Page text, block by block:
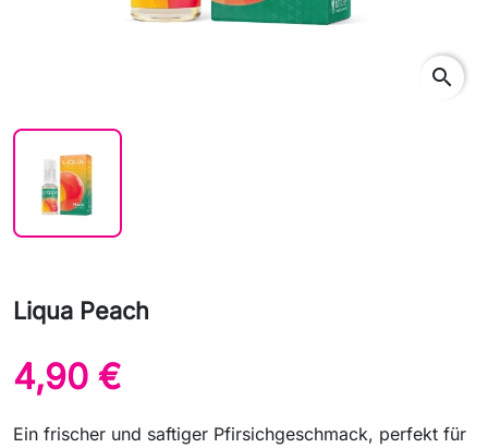
search
Liqua Peach
4,90 €
Ein frischer und saftiger Pfirsichgeschmack, perfekt für